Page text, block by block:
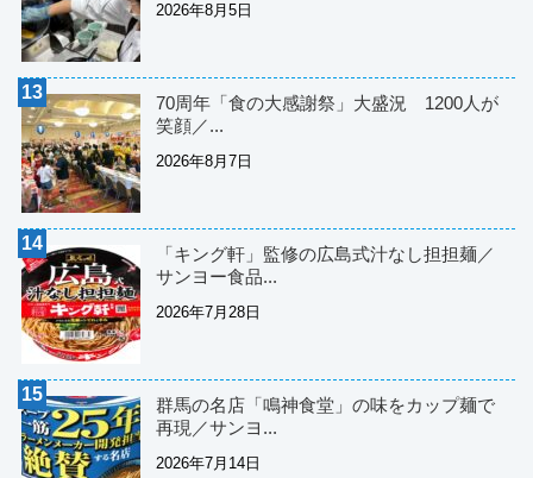
2026年8月5日
70周年「食の大感謝祭」大盛況 1200人が
笑顔／...
2026年8月7日
「キング軒」監修の広島式汁なし担担麺／
サンヨー食品...
2026年7月28日
群馬の名店「鳴神食堂」の味をカップ麺で
再現／サンヨ...
2026年7月14日